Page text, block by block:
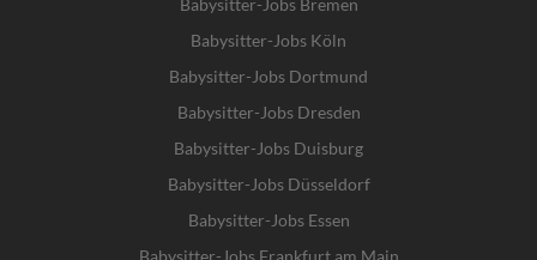
Babysitter-Jobs Köln
Babysitter-Jobs Dortmund
Babysitter-Jobs Dresden
Babysitter-Jobs Duisburg
Babysitter-Jobs Düsseldorf
Babysitter-Jobs Essen
Babysitter-Jobs Frankfurt am Main